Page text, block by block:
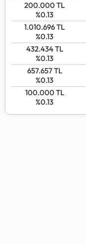
200.000TL
%0.13
1.010.696TL
%0.13
432.434TL
%0.13
657.657TL
%0.13
100.000TL
%0.13